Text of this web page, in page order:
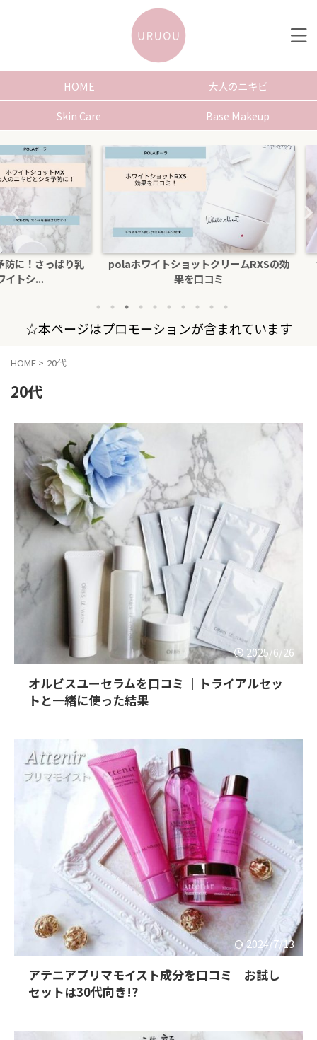
HOME
大人のニキビ
Skin Care
Base Makeup
っぱり乳
polaホワイトショットクリームRXSの効
果を口コミ
色白に
☆本ページはプロモーションが含まれています
HOME > 20代
20代
2025/6/26
オルビスユーセラムを口コミ ｜トライアルセッ
トと一緒に使った結果
2024/7/13
アテニアプリマモイスト成分を口コミ｜お試し
セットは30代向き!?